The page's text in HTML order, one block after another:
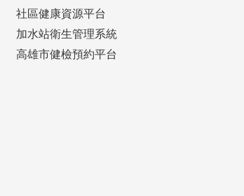
社區健康資源平台
加水站衛生管理系統
高雄市健檢預約平台